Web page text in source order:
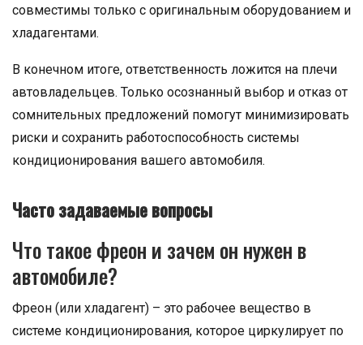
совместимы только с оригинальным оборудованием и
хладагентами.
В конечном итоге, ответственность ложится на плечи
автовладельцев. Только осознанный выбор и отказ от
сомнительных предложений помогут минимизировать
риски и сохранить работоспособность системы
кондиционирования вашего автомобиля.
Часто задаваемые вопросы
Что такое фреон и зачем он нужен в
автомобиле?
Фреон (или хладагент) – это рабочее вещество в
системе кондиционирования, которое циркулирует по